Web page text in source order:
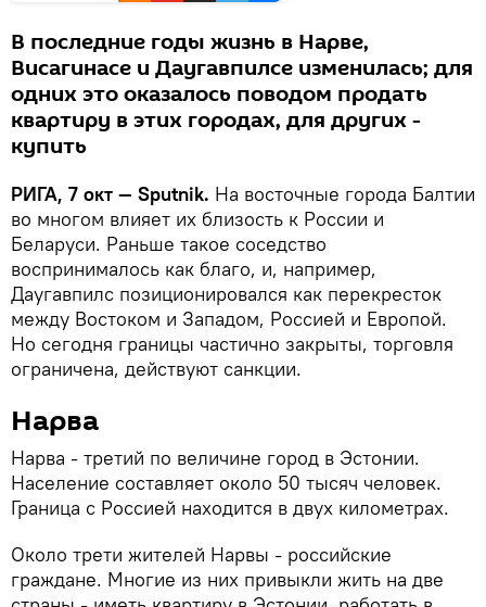
В последние годы жизнь в Нарве,
Висагинасе и Даугавпилсе изменилась; для
одних это оказалось поводом продать
квартиру в этих городах, для других -
купить
РИГА, 7 окт — Sputnik. На восточные города Балтии
во многом влияет их близость к России и
Беларуси. Раньше такое соседство
воспринималось как благо, и, например,
Даугавпилс позиционировался как перекресток
между Востоком и Западом, Россией и Европой.
Но сегодня границы частично закрыты, торговля
ограничена, действуют санкции.
Нарва
Нарва - третий по величине город в Эстонии.
Население составляет около 50 тысяч человек.
Граница с Россией находится в двух километрах.
Около трети жителей Нарвы - российские
граждане. Многие из них привыкли жить на две